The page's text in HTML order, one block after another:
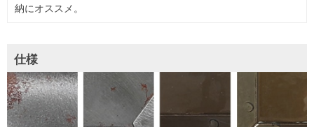
納にオススメ。
仕様